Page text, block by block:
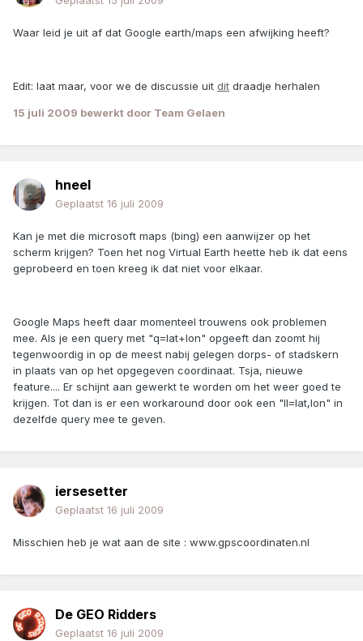
Waar leid je uit af dat Google earth/maps een afwijking heeft?
Edit: laat maar, voor we de discussie uit dit draadje herhalen
15 juli 2009 bewerkt door Team Gelaen
hneel
Geplaatst 16 juli 2009
Kan je met die microsoft maps (bing) een aanwijzer op het
scherm krijgen? Toen het nog Virtual Earth heette heb ik dat eens
geprobeerd en toen kreeg ik dat niet voor elkaar.
Google Maps heeft daar momenteel trouwens ook problemen
mee. Als je een query met "q=lat+lon" opgeeft dan zoomt hij
tegenwoordig in op de meest nabij gelegen dorps- of stadskern
in plaats van op het opgegeven coordinaat. Tsja, nieuwe
feature.... Er schijnt aan gewerkt te worden om het weer goed te
krijgen. Tot dan is er een workaround door ook een "ll=lat,lon" in
dezelfde query mee te geven.
iersesetter
Geplaatst 16 juli 2009
Misschien heb je wat aan de site : www.gpscoordinaten.nl
De GEO Ridders
Geplaatst 16 juli 2009